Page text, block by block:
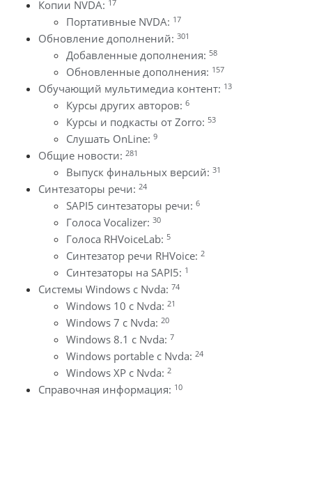
Копии NVDA: 17
Портативные NVDA: 17
Обновление дополнений: 301
Добавленные дополнения: 58
Обновленные дополнения: 157
Обучающий мультимедиа контент: 13
Курсы других авторов: 6
Курсы и подкасты от Zorro: 53
Слушать OnLine: 9
Общие новости: 281
Выпуск финальных версий: 31
Синтезаторы речи: 24
SAPI5 синтезаторы речи: 6
Голоса Vocalizer: 30
Голоса RHVoiceLab: 5
Синтезатор речи RHVoice: 2
Синтезаторы на SAPI5: 1
Системы Windows с Nvda: 74
Windows 10 с Nvda: 21
Windows 7 с Nvda: 20
Windows 8.1 с Nvda: 7
Windows portable с Nvda: 24
Windows XP с Nvda: 2
Справочная информация: 10